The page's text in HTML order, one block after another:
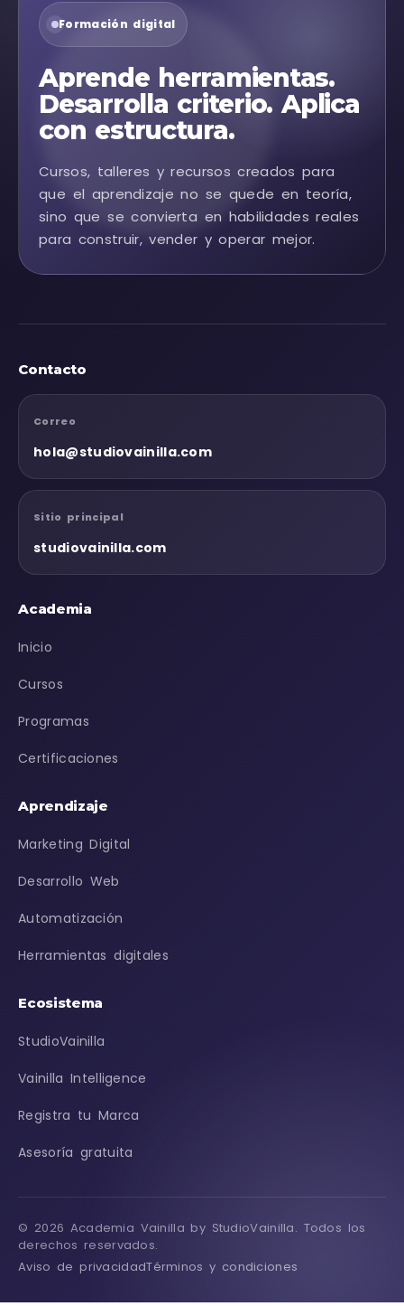
Formación digital
Aprende herramientas.
Desarrolla criterio. Aplica
con estructura.
Cursos, talleres y recursos creados para
que el aprendizaje no se quede en teoría,
sino que se convierta en habilidades reales
para construir, vender y operar mejor.
Contacto
Correo
hola@studiovainilla.com
Sitio principal
studiovainilla.com
Academia
Inicio
Cursos
Programas
Certificaciones
Aprendizaje
Marketing Digital
Desarrollo Web
Automatización
Herramientas digitales
Ecosistema
StudioVainilla
Vainilla Intelligence
Registra tu Marca
Asesoría gratuita
© 2026 Academia Vainilla by StudioVainilla. Todos los
derechos reservados.
Aviso de privacidadTérminos y condiciones